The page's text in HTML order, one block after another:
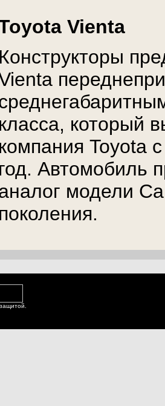
Vienta
Конструкторы
класса, который
компания Toyota
год. Автомобиль
модели
поколения.